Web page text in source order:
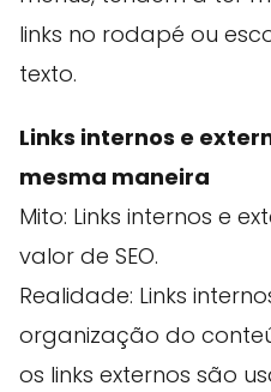
links no rodapé ou
texto.
Links internos e
mesma maneira
Mito: Links internos e
valor de SEO.
Realidade: Links
organização do
os links externos são